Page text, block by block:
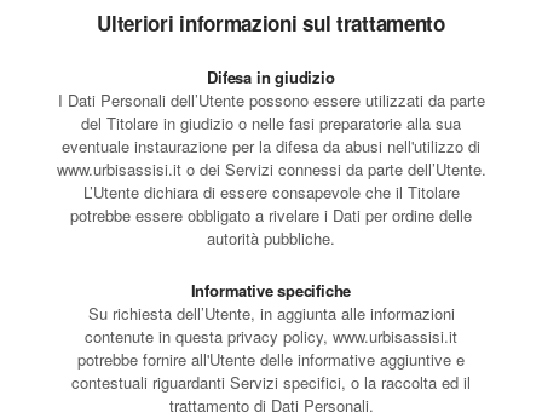
Ulteriori informazioni sul trattamento
Difesa in giudizio
I Dati Personali dell’Utente possono essere utilizzati da parte
del Titolare in giudizio o nelle fasi preparatorie alla sua
eventuale instaurazione per la difesa da abusi nell'utilizzo di
www.urbisassisi.it o dei Servizi connessi da parte dell’Utente.
L’Utente dichiara di essere consapevole che il Titolare
potrebbe essere obbligato a rivelare i Dati per ordine delle
autorità pubbliche.
Informative specifiche
Su richiesta dell’Utente, in aggiunta alle informazioni
contenute in questa privacy policy, www.urbisassisi.it
potrebbe fornire all'Utente delle informative aggiuntive e
contestuali riguardanti Servizi specifici, o la raccolta ed il
trattamento di Dati Personali.